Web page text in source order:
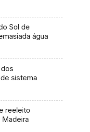
Sol de
água
sistema
reeleito